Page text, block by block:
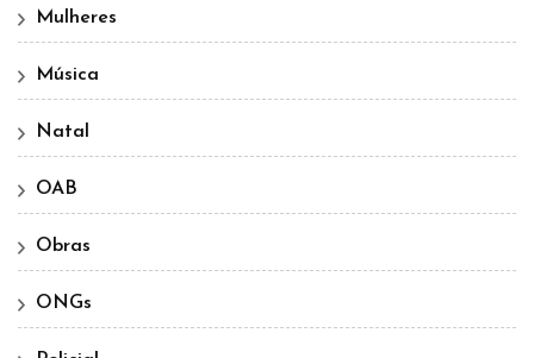
Mulheres
Música
Natal
OAB
Obras
ONGs